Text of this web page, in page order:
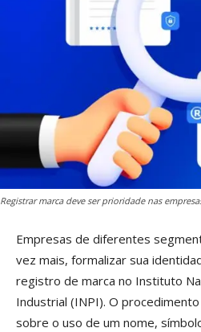
Registrar marca deve ser prioridade nas
Empresas de diferentes
vez mais, formalizar sua
registro de marca no Instituto
Industrial (INPI). O
sobre o uso de um nome,